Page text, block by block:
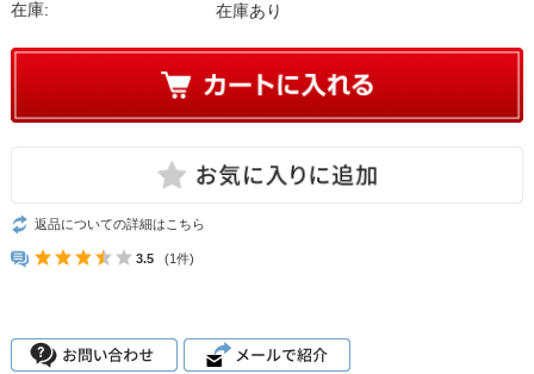
在庫: 在庫あり
返品についての詳細はこちら
3.5 (1件)